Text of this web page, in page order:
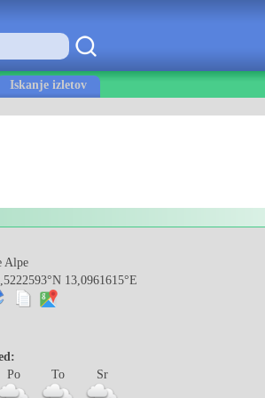
Iskanje izletov
Alpe
13,0961615°E
Po To Sr